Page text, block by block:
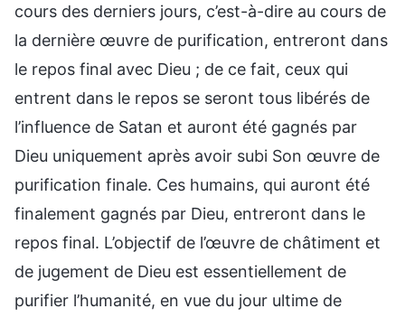
cours des derniers jours, c’est-à-dire au cours de
la dernière œuvre de purification, entreront dans
le repos final avec Dieu ; de ce fait, ceux qui
entrent dans le repos se seront tous libérés de
l’influence de Satan et auront été gagnés par
Dieu uniquement après avoir subi Son œuvre de
purification finale. Ces humains, qui auront été
finalement gagnés par Dieu, entreront dans le
repos final. L’objectif de l’œuvre de châtiment et
de jugement de Dieu est essentiellement de
purifier l’humanité, en vue du jour ultime de